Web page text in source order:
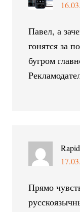
Павел, а
гонятся за
бугром
Прямо